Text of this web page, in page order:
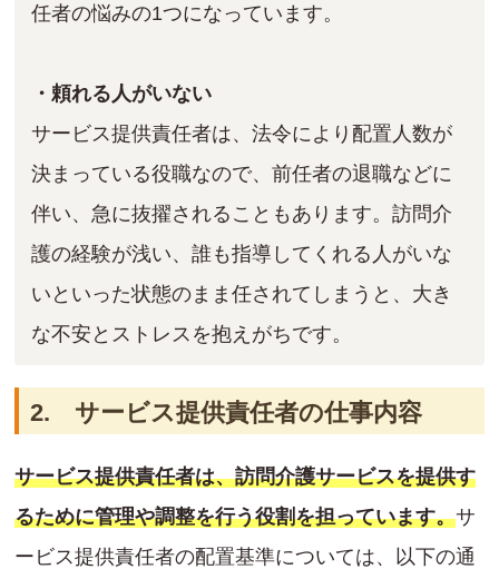
任者の悩みの1つになっています。
・頼れる人がいない
サービス提供責任者は、法令により配置人数が
決まっている役職なので、前任者の退職などに
伴い、急に抜擢されることもあります。訪問介
護の経験が浅い、誰も指導してくれる人がいな
いといった状態のまま任されてしまうと、大き
な不安とストレスを抱えがちです。
2. サービス提供責任者の仕事内容
サービス提供責任者は、訪問介護サービスを提供す
るために管理や調整を行う役割を担っています。サ
ービス提供責任者の配置基準については、以下の通